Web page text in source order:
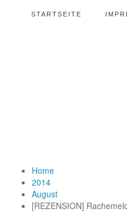
STARTSEITE
Home
2014
August
[REZENSION]